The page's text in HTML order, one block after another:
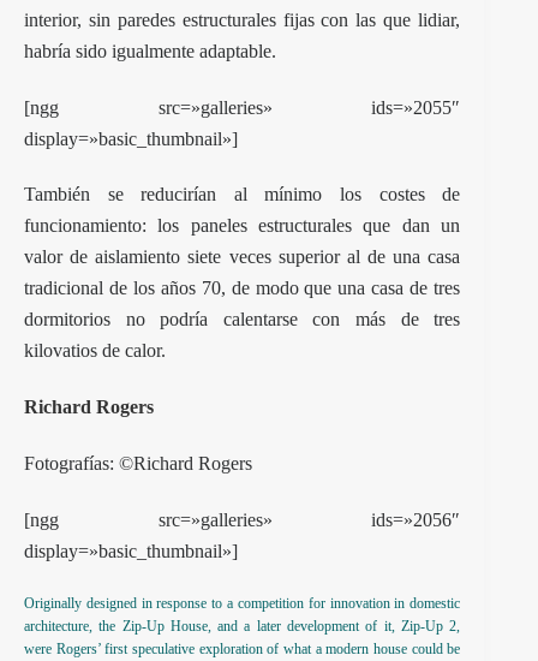
interior, sin paredes estructurales fijas con las que lidiar,
habría sido igualmente adaptable.
[ngg src=»galleries» ids=»2055″
display=»basic_thumbnail»]
También se reducirían al mínimo los costes de
funcionamiento: los paneles estructurales que dan un
valor de aislamiento siete veces superior al de una casa
tradicional de los años 70, de modo que una casa de tres
dormitorios no podría calentarse con más de tres
kilovatios de calor.
Richard Rogers
Fotografías: ©Richard Rogers
[ngg src=»galleries» ids=»2056″
display=»basic_thumbnail»]
Originally designed in response to a competition for innovation in domestic
architecture, the Zip-Up House, and a later development of it, Zip-Up 2,
were Rogers’ first speculative exploration of what a modern house could be